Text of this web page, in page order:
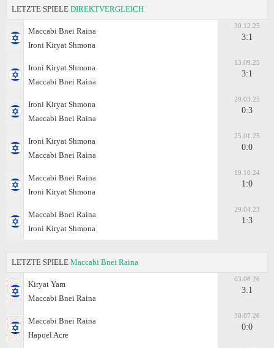
LETZTE SPIELE DIREKTVERGLEICH
Maccabi Bnei Raina
Ironi Kiryat Shmona
30.12.25
3:1
Ironi Kiryat Shmona
Maccabi Bnei Raina
13.09.25
3:1
Ironi Kiryat Shmona
Maccabi Bnei Raina
29.03.25
0:3
Ironi Kiryat Shmona
Maccabi Bnei Raina
25.01.25
0:0
Maccabi Bnei Raina
Ironi Kiryat Shmona
19.10.24
1:0
Maccabi Bnei Raina
Ironi Kiryat Shmona
29.04.23
1:3
LETZTE SPIELE Maccabi Bnei Raina
Kiryat Yam
Maccabi Bnei Raina
03.08.26
3:1
Maccabi Bnei Raina
Hapoel Acre
30.07.26
0:0